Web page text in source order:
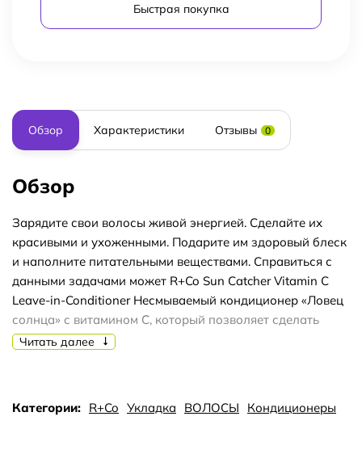
Быстрая покупка
Обзор Характеристики Отзывы 0
Обзор
Зарядите свои волосы живой энергией. Сделайте их
красивыми и ухоженными. Подарите им здоровый блеск
и наполните питательными веществами. Справиться с
данными задачами может R+Co Sun Catcher Vitamin C
Leave-in-Conditioner Несмываемый кондиционер «Ловец
солнца» с витамином С, который позволяет сделать
пряди крепче и эластичнее.
Это идеальное решение для ослабленных локонов,
Читать далее
Категории: R+Co Укладка ВОЛОСЫ Кондиционеры